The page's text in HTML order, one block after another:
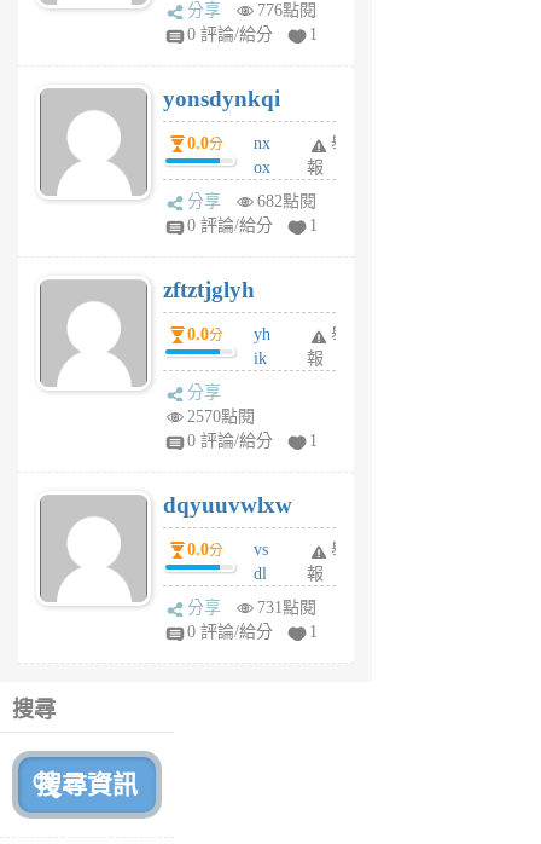
sv
6
個
月
前
分享
776點閱
0 評論/給分
1
yonsdynkqi
0.0分
nx
ox
rh
pe
月
前
舉
報
分享
682點閱
0 評論/給分
1
zftztjglyh
0.0分
yh
ik
tu
6
個
月
前
舉
報
分享
2570點閱
0 評論/給分
1
dqyuuvwlxw
0.0分
vs
dl
sq
fy
舉
報
分享
731點閱
0 評論/給分
1
搜尋